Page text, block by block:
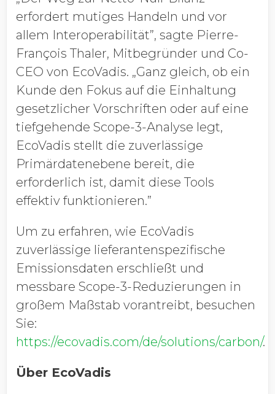
erfordert mutiges Handeln und vor
allem Interoperabilität”, sagte Pierre-
François Thaler, Mitbegründer und Co-
CEO von EcoVadis. „Ganz gleich, ob ein
Kunde den Fokus auf die Einhaltung
gesetzlicher Vorschriften oder auf eine
tiefgehende Scope-3-Analyse legt,
EcoVadis stellt die zuverlässige
Primärdatenebene bereit, die
erforderlich ist, damit diese Tools
effektiv funktionieren.”
Um zu erfahren, wie EcoVadis
zuverlässige lieferantenspezifische
Emissionsdaten erschließt und
messbare Scope-3-Reduzierungen in
großem Maßstab vorantreibt, besuchen
Sie:
https://ecovadis.com/de/solutions/carbon/.
Über EcoVadis